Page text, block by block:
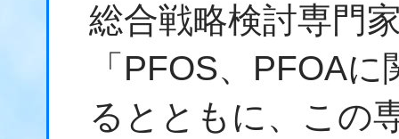
総合戦略検討専門
「PFOS、PFOA
るとともに、この